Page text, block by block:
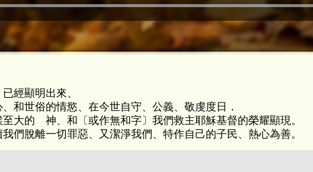
經顯明出來、
和世俗的情慾、在今世自守、公義、敬虔度日．
大的 神、和〔或作無和字〕我們救主耶穌基督的榮耀顯現。
們脫離一切罪惡、又潔淨我們、特作自己的子民、熱心為善。